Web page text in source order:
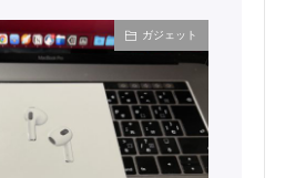
ガジェット